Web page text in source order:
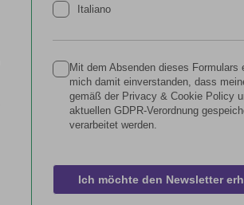
Italiano
Mit dem Absenden dieses Formulars
mich damit einverstanden, dass
gemäß der Privacy & Cookie Policy
aktuellen GDPR-Verordnung
verarbeitet werden.
Ich möchte den Newsletter